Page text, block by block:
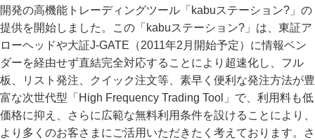
開発の高機能トレーディングツール「kabuステーション?」の
提供を開始しました。この「kabuステーション?」は、東証ア
ローヘッドや大証J-GATE（2011年2月開始予定）に情報ベン
ダーを経由せず直結完全対応することにより超速化し、フル
板、リスト発注、クイック注文等、素早く便利な発注方法が豊
富な次世代型「High Frequency Trading Tool」で、利用料も低
価格に抑え、さらに広範な無料利用条件を設けることにより、
より多くのお客さまにご活用いただきたく考えております。さ